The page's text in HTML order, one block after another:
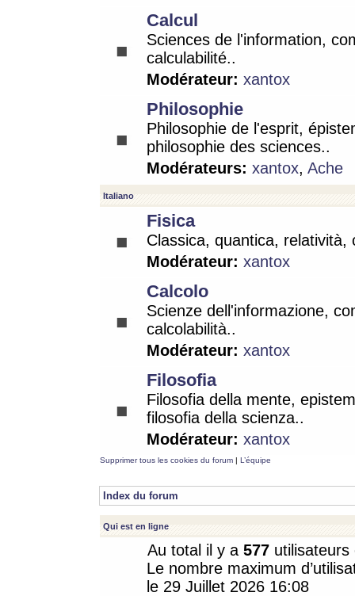
Calcul
Sciences de l'information,
calculabilité..
Modérateur: xantox
Philosophie
Philosophie de l'esprit,
philosophie des sciences..
Modérateurs: xantox, Ache
Italiano
Fisica
Classica, quantica, relatività,
Modérateur: xantox
Calcolo
Scienze dell'informazione,
calcolabilità..
Modérateur: xantox
Filosofia
Filosofia della mente,
filosofia della scienza..
Modérateur: xantox
Supprimer tous les cookies du forum | L’équipe
Index du forum
Qui est en ligne
Au total il y a 577
Le nombre maximum
le 29 Juillet 2026 16:08